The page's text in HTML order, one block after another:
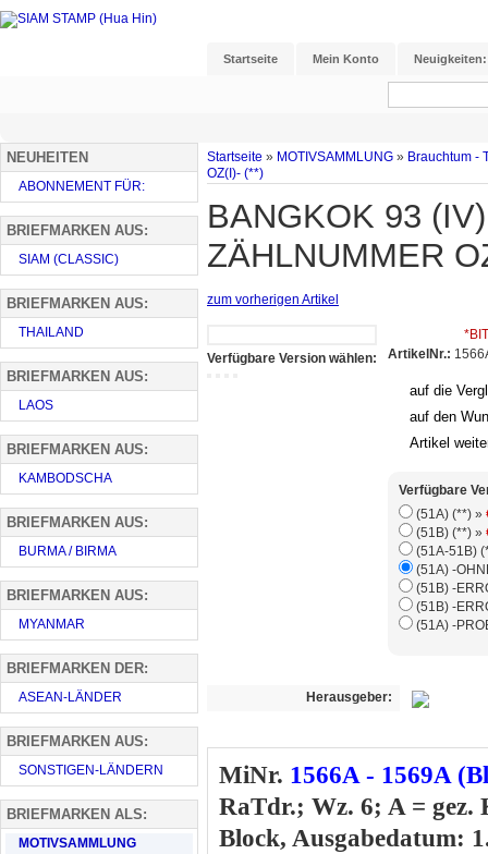
Startseite Mein Konto Neuigkeiten:
Startseite » MOTIVSAMMLUNG » Brauchtum -
OZ(I)- (**)
BANGKOK 93
ZÄHLNUMMER
zum vorherigen Artikel
Verfügbare Version wählen:
ArtikelNr.:
auf die
auf den
Artikel
Verfügbare
(51A) (**) »
(51B) (**) »
Herausgeber:
MiNr. 1566A - 1569A
RaTdr.; Wz. 6; A = gez.
Block, Ausgabedatum:
NEUHEITEN
ABONNEMENT FÜR:
BRIEFMARKEN AUS:
SIAM (CLASSIC)
BRIEFMARKEN AUS:
THAILAND
BRIEFMARKEN AUS:
LAOS
BRIEFMARKEN AUS:
KAMBODSCHA
BRIEFMARKEN AUS:
BURMA / BIRMA
BRIEFMARKEN AUS:
MYANMAR
BRIEFMARKEN DER:
ASEAN-LÄNDER
BRIEFMARKEN AUS:
SONSTIGEN-LÄNDERN
BRIEFMARKEN ALS:
MOTIVSAMMLUNG